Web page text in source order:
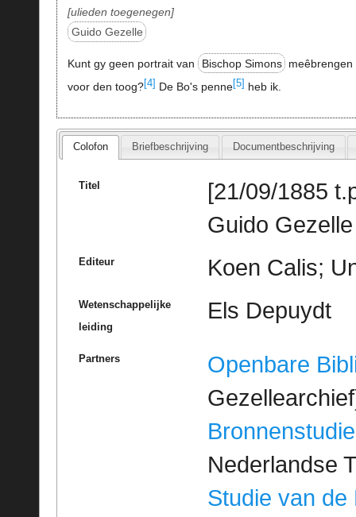
ulieden toegenegen
Guido Gezelle
Kunt gy geen portrait van Bischop Simons meêbrengen
voor den toog?[4] De Bo's penne[5] heb ik.
Colofon Briefbeschrijving Documentbeschrijving
Titel
[21/09/1885
Guido
Editeur Koen Calis;
Wetenschappelijke
leiding
Els Depuydt
Partners
Openbare
Bronnenstudie
Nederlandse
Studie van de